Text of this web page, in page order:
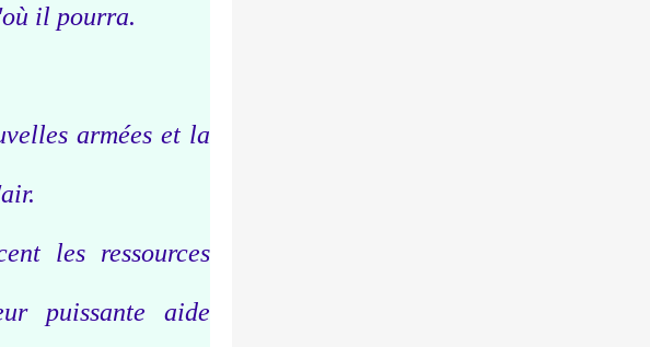
il pourra.
armées et la
les ressources
puissante aide